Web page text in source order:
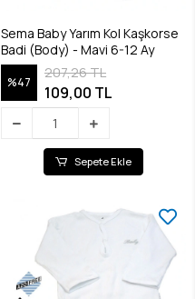
Sema Baby Yarım Kol Kaşkorse
Badi (Body) - Mavi 6-12 Ay
%47
207,26 TL
109,00 TL
Sepete Ekle